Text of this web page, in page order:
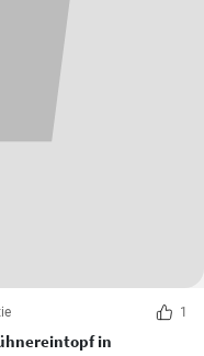
1
in